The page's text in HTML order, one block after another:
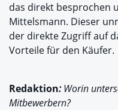
das direkt besprochen
Mittelsmann. Dieser
der direkte Zugriff auf
Vorteile für den Käufer.
Redaktion:Worin
Mitbewerbern?